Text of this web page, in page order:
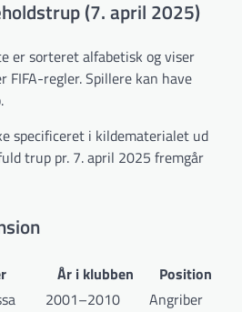
(7. april 2025)
er sorteret alfabetisk og viser
FIFA-regler. Spillere kan have
specificeret i kildematerialet ud
trup pr. 7. april 2025 fremgår
År i klubben
Position
2001–2010 Angriber